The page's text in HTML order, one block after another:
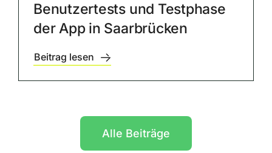
Benutzertests und Testphase
der App in Saarbrücken
Beitrag lesen
Alle Beiträge